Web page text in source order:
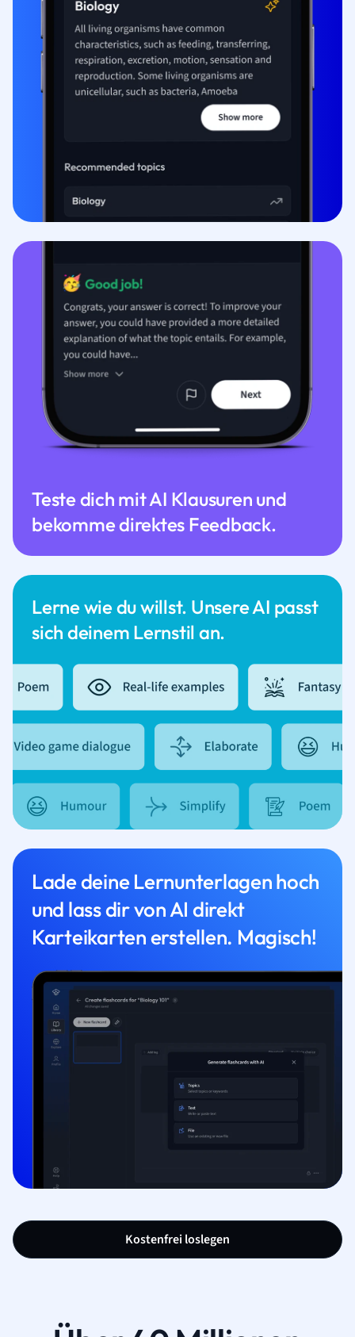
Lerne wie du willst. Unsere AI passt
sich deinem Lernstil an.
Teste dich mit AI Klausuren und
bekomme direktes Feedback.
Lade deine Lernunterlagen hoch
und lass dir von AI direkt
Karteikarten erstellen. Magisch!
Kostenfrei loslegen